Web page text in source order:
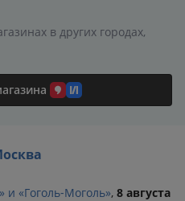
в других городах,
«Гоголь‑Моголь», 8 августа